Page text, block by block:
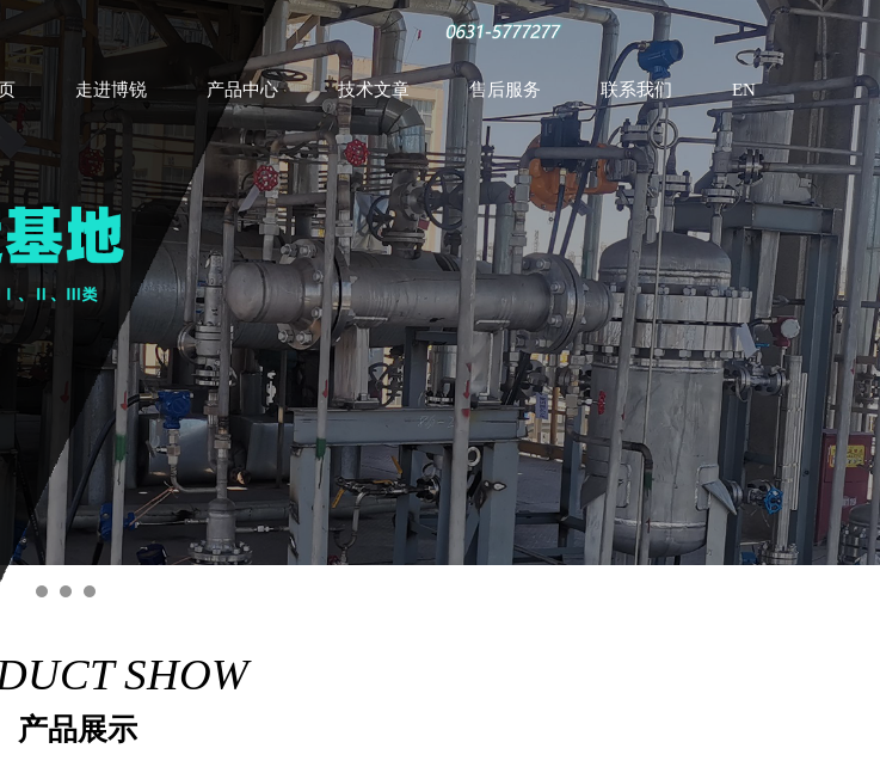
走进博锐 产品中心 技术文章 售后服务 联系我们 EN
SHOW
产品展示